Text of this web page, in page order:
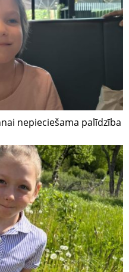
nepieciešama palīdzība